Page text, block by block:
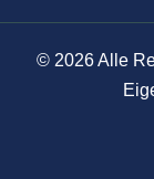
© 2026Alle